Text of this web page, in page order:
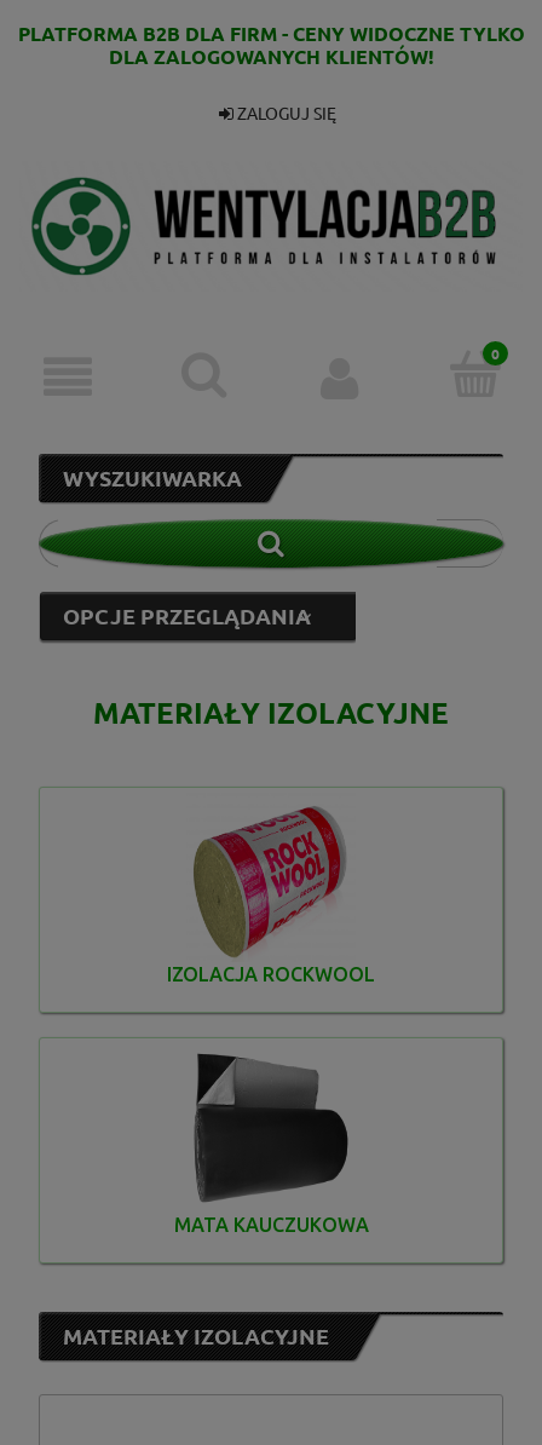
PLATFORMA B2B DLA FIRM - CENY WIDOCZNE TYLKO
DLA ZALOGOWANYCH KLIENTÓW!
ZALOGUJ SIĘ
WYSZUKIWARKA
OPCJE PRZEGLĄDANIA
Inne (8)
MATERIAŁY IZOLACYJNE
IZOLACJA ROCKWOOL
MATA KAUCZUKOWA
MATERIAŁY IZOLACYJNE